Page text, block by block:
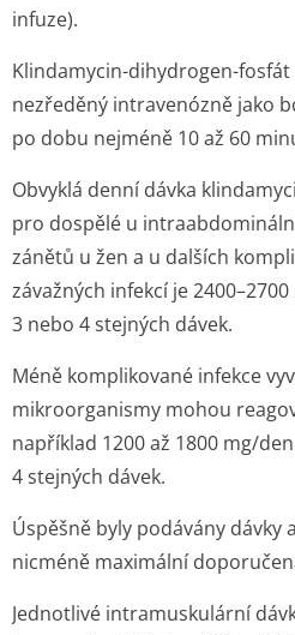
infuze).
Klindamycin-dihydrogen-
nezředěný intravenózně jako
po dobu nejméně 10 až 60
Obvyklá denní dávka
pro dospělé u
zánětů u žen a u dalších
závažných infekcí je
3 nebo 4 stejných dávek.
Méně komplikované infekce
mikroorganismy mohou
například 1200 až 1800 mg/
4 stejných dávek.
Úspěšně byly podávány dávky
nicméně maximální
Jednotlivé intramuskulární